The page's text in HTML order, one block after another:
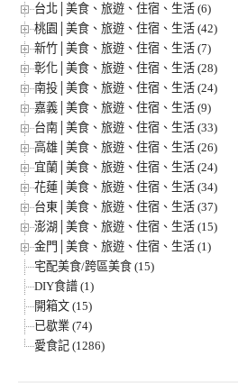
台北│美食、旅遊、住宿、生活 (6)
桃園│美食、旅遊、住宿、生活 (42)
新竹│美食、旅遊、住宿、生活 (7)
彰化│美食、旅遊、住宿、生活 (28)
南投│美食、旅遊、住宿、生活 (24)
嘉義│美食、旅遊、住宿、生活 (9)
台南│美食、旅遊、住宿、生活 (33)
高雄│美食、旅遊、住宿、生活 (26)
宜蘭│美食、旅遊、住宿、生活 (24)
花蓮│美食、旅遊、住宿、生活 (34)
台東│美食、旅遊、住宿、生活 (37)
澎湖│美食、旅遊、住宿、生活 (15)
金門│美食、旅遊、住宿、生活 (1)
宅配美食/跨區美食 (15)
DIY食譜 (1)
開箱文 (15)
已歇業 (74)
愛食記 (1286)